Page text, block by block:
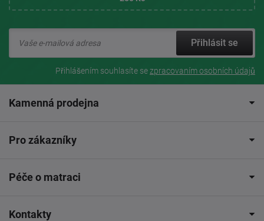
Přihlásit se
Přihlášením souhlasíte sezpracovaním osobních údajů
Kamenná prodejna
Pro zákazníky
Péče o matraci
Kontakty